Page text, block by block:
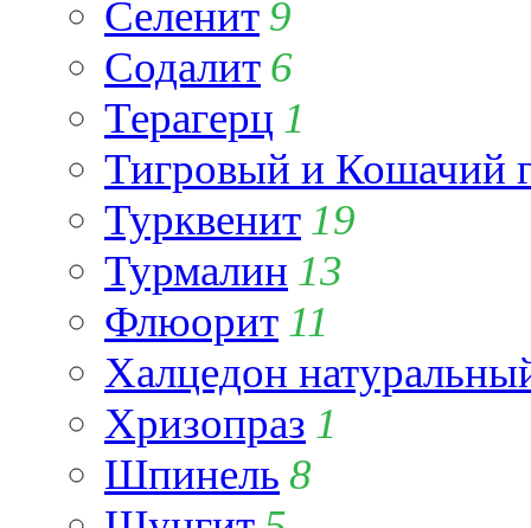
Селенит 9
Содалит 6
Терагерц 1
Тигровый и Кошачий
Турквенит 19
Турмалин 13
Флюорит 11
Халцедон
Хризопраз 1
Шпинель 8